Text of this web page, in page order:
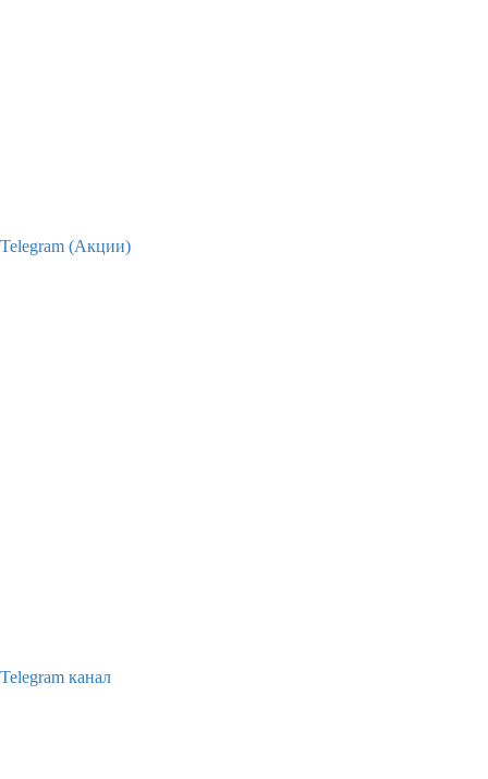
Telegram (Акции)
Telegram канал